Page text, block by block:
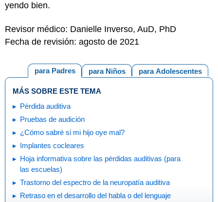
yendo bien.
Revisor médico: Danielle Inverso, AuD, PhD
Fecha de revisión: agosto de 2021
para Adolescentes
para Niños
para Padres
MÁS SOBRE ESTE TEMA
Pérdida auditiva
Pruebas de audición
¿Cómo sabré si mi hijo oye mal?
Implantes cocleares
Hoja informativa sobre las pérdidas auditivas (para
las escuelas)
Trastorno del espectro de la neuropatía auditiva
Retraso en el desarrollo del habla o del lenguaje